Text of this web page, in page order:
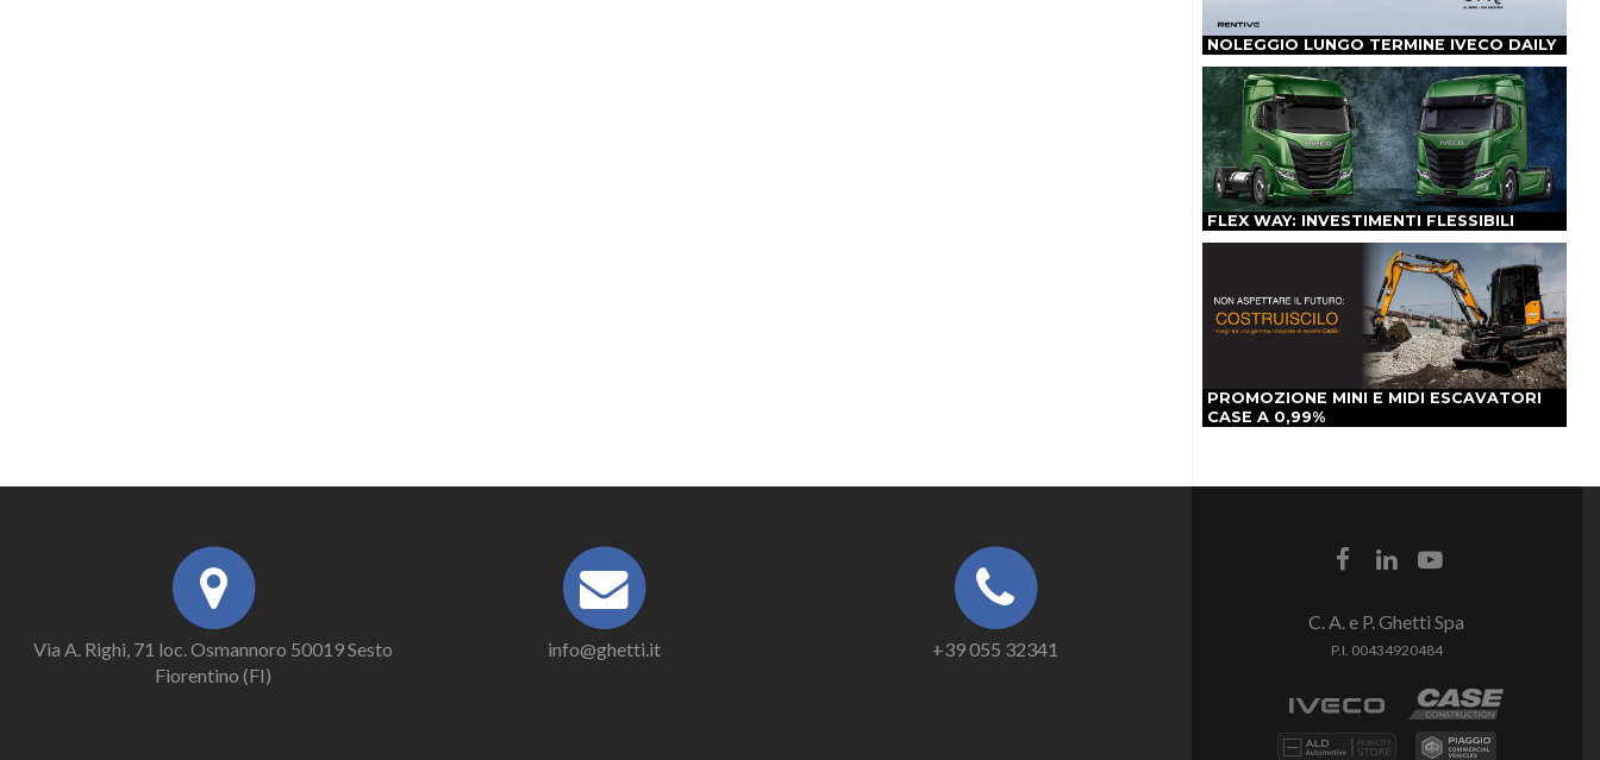
NOLEGGIO LUNGO TERMINE IVECO DAILY
FLEX WAY: INVESTIMENTI FLESSIBILI
PROMOZIONE MINI E MIDI ESCAVATORI
CASE A 0,99%
Via A. Righi, 71 loc. Osmannoro 50019 Sesto
Fiorentino (FI)
info@ghetti.it +39 055 32341
C. A. e P. Ghetti Spa
P.I. 00434920484